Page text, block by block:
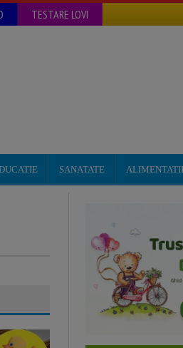
TESTARE LOVI
SANATATE